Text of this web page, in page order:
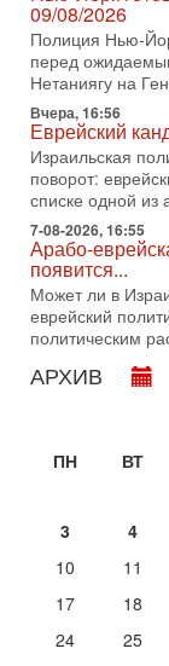
Тегерана и
1-08-2026, 17:50
«Русский
раз?
Голоса
меняли
вспомнить
31-07-2026, 17:00
Тайны
молчат Трамп
Недавний визит
Нетаньяху в
оставили
31-07-2026, 15:18
Иран готовит
хочет
В эфире
по вопросам
31/07/2026
Сегодня
разоружении
Сегодня, 10:58
09/08/2026
Полиция Нью-
перед
Нетаниягу на
Вчера, 16:56
Еврейский
Израильская
поворот:
списке одной из
7-08-2026, 16:55
Арабо-
появится...
Может ли в
еврейский
политическим
АРХИВ
ПН
ВТ
3
4
10
11
17
18
24
25